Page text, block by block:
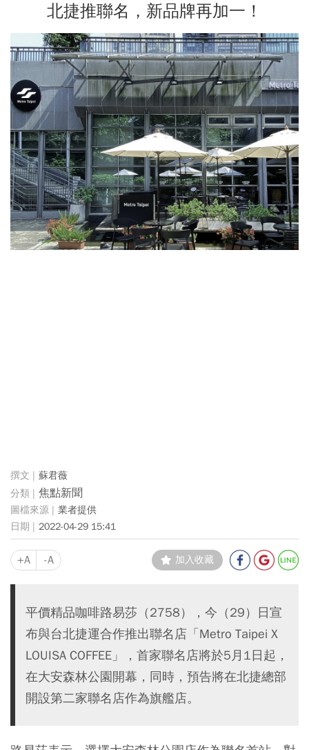
北捷推聯名，新品牌再加一！
蘇君薇
焦點新聞
業者提供
2022-04-29 15:41
+A -A 加入收藏
平價精品咖啡路易莎（2758），今（29）日宣
布與台北捷運合作推出聯名店「Metro Taipei X
LOUISA COFFEE」，首家聯名店將於5月1日起，
在大安森林公園開幕，同時，預告將在北捷總部
開設第二家聯名店作為旗艦店。